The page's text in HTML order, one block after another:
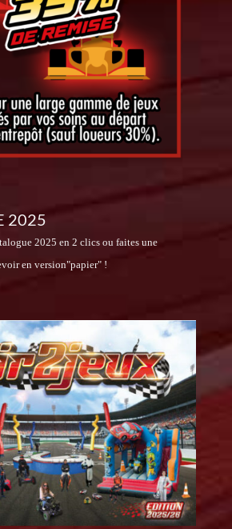
2025
2025 en 2 clics ou faites une
en version"papier" !